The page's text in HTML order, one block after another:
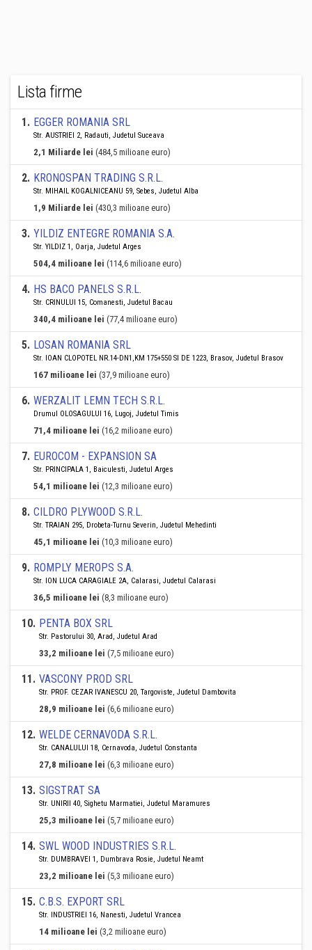
Lista firme
1. EGGER ROMANIA SRL
Str. AUSTRIEI 2, Radauti, Judetul Suceava
2,1 Miliarde lei (484,5 milioane euro)
2. KRONOSPAN TRADING S.R.L.
Str. MIHAIL KOGALNICEANU 59, Sebes, Judetul Alba
1,9 Miliarde lei (430,3 milioane euro)
3. YILDIZ ENTEGRE ROMANIA S.A.
Str. YILDIZ 1, Oarja, Judetul Arges
504,4 milioane lei (114,6 milioane euro)
4. HS BACO PANELS S.R.L.
Str. CRINULUI 15, Comanesti, Judetul Bacau
340,4 milioane lei (77,4 milioane euro)
5. LOSAN ROMANIA SRL
Str. IOAN CLOPOTEL NR.14-DN1,KM 175+550 SI DE 1223, Brasov, Judetul Brasov
167 milioane lei (37,9 milioane euro)
6. WERZALIT LEMN TECH S.R.L.
Drumul OLOSAGULUI 16, Lugoj, Judetul Timis
71,4 milioane lei (16,2 milioane euro)
7. EUROCOM - EXPANSION SA
Str. PRINCIPALA 1, Baiculesti, Judetul Arges
54,1 milioane lei (12,3 milioane euro)
8. CILDRO PLYWOOD S.R.L.
Str. TRAIAN 295, Drobeta-Turnu Severin, Judetul Mehedinti
45,1 milioane lei (10,3 milioane euro)
9. ROMPLY MEROPS S.A.
Str. ION LUCA CARAGIALE 2A, Calarasi, Judetul Calarasi
36,5 milioane lei (8,3 milioane euro)
10. PENTA BOX SRL
Str. Pastorului 30, Arad, Judetul Arad
33,2 milioane lei (7,5 milioane euro)
11. VASCONY PROD SRL
Str. PROF. CEZAR IVANESCU 20, Targoviste, Judetul Dambovita
28,9 milioane lei (6,6 milioane euro)
12. WELDE CERNAVODA S.R.L.
Str. CANALULUI 18, Cernavoda, Judetul Constanta
27,8 milioane lei (6,3 milioane euro)
13. SIGSTRAT SA
Str. UNIRII 40, Sighetu Marmatiei, Judetul Maramures
25,3 milioane lei (5,7 milioane euro)
14. SWL WOOD INDUSTRIES S.R.L.
Str. DUMBRAVEI 1, Dumbrava Rosie, Judetul Neamt
23,2 milioane lei (5,3 milioane euro)
15. C.B.S. EXPORT SRL
Str. INDUSTRIEI 16, Nanesti, Judetul Vrancea
14 milioane lei (3,2 milioane euro)